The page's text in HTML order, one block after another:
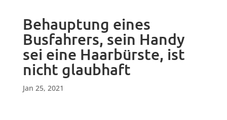
Behauptung eines
Busfahrers, sein Handy
sei eine Haarbürste, ist
nicht glaubhaft
Jan 25, 2021